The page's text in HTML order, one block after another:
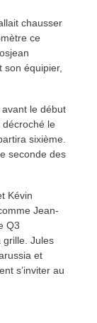
chausser
ce
son équipier,
avant le début
décroché le
sixième.
seconde des
Kévin
Jean-
Q3
grille. Jules
et
s’inviter au